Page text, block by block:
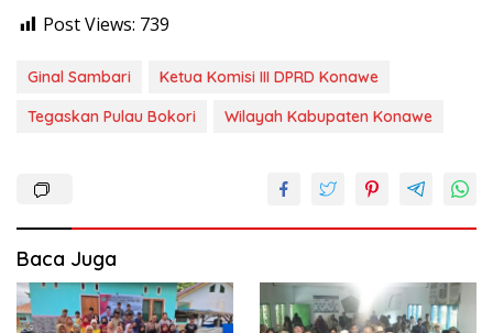
Post Views: 739
Ginal Sambari
Ketua Komisi III DPRD Konawe
Tegaskan Pulau Bokori
Wilayah Kabupaten Konawe
Baca Juga